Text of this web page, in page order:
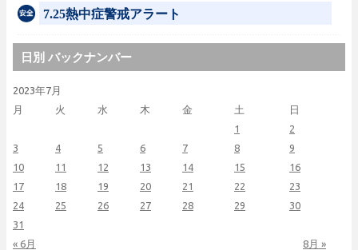
7.25熱中症警戒アラート
日別 バックナンバー
2023年7月
月
火 水 木 金 土 日
« 6月 8月 »
1
2
3
4 5 6 7 8
9
10
11 12 13 14 15
16
17
18 19 20 21 22
23
24
25 26 27 28 29
30
31